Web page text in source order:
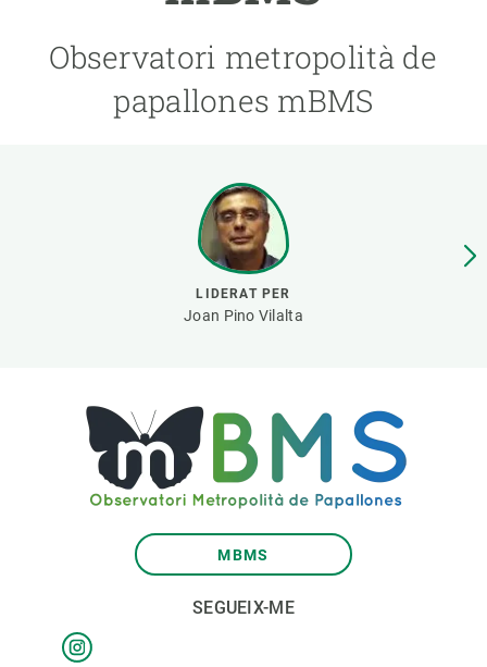
Observatori metropolità de
papallones mBMS
LIDERAT PER
Joan Pino Vilalta
MBMS
SEGUEIX-ME
CIÈNCIA EN ACCIÓ
UNEIX-TE A NOSALTRES